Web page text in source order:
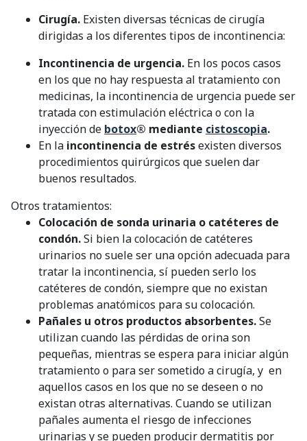
Cirugía. Existen diversas técnicas de cirugía
dirigidas a los diferentes tipos de incontinencia:
Incontinencia de urgencia. En los pocos casos
en los que no hay respuesta al tratamiento con
medicinas, la incontinencia de urgencia puede ser
tratada con estimulación eléctrica o con la
inyección de botox® mediante cistoscopia.
En la incontinencia de estrésexisten diversos
procedimientos quirúrgicos que suelen dar
buenos resultados.
Otros tratamientos:
Colocación de sonda urinaria o catéteres de
condón.Si bien la colocación de catéteres
urinarios no suele ser una opción adecuada para
tratar la incontinencia, sí pueden serlo los
catéteres de condón, siempre que no existan
problemas anatómicos para su colocación.
Pañales u otros productos absorbentes.Se
utilizan cuando las pérdidas de orina son
pequeñas, mientras se espera para iniciar algún
tratamiento o para ser sometido a cirugía, y en
aquellos casos en los que no se deseen o no
existan otras alternativas. Cuando se utilizan
pañales aumenta el riesgo de infecciones
urinarias y se pueden producir dermatitis por